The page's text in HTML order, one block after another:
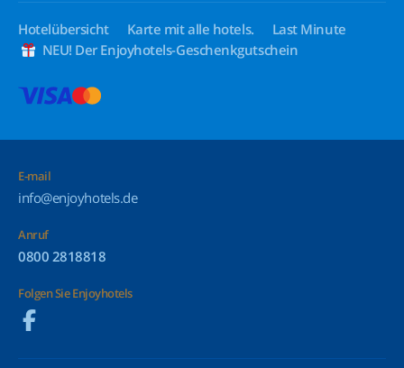
Hotelübersicht Karte mit alle hotels.
Last Minute
NEU! Der Enjoyhotels-Geschenkgutschein
E-mail
info@enjoyhotels.de
Anruf
0800 2818818
Folgen Sie Enjoyhotels